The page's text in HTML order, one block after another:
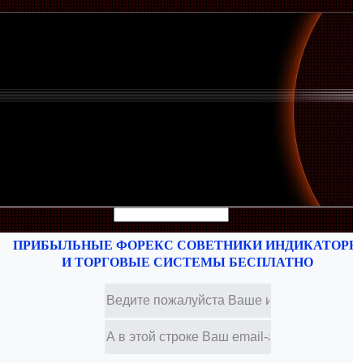
ПРИБЫЛЬНЫЕ ФОРЕКС СОВЕТНИКИ
И ТОРГОВЫЕ СИСТЕМЫ БЕСПЛАТНО